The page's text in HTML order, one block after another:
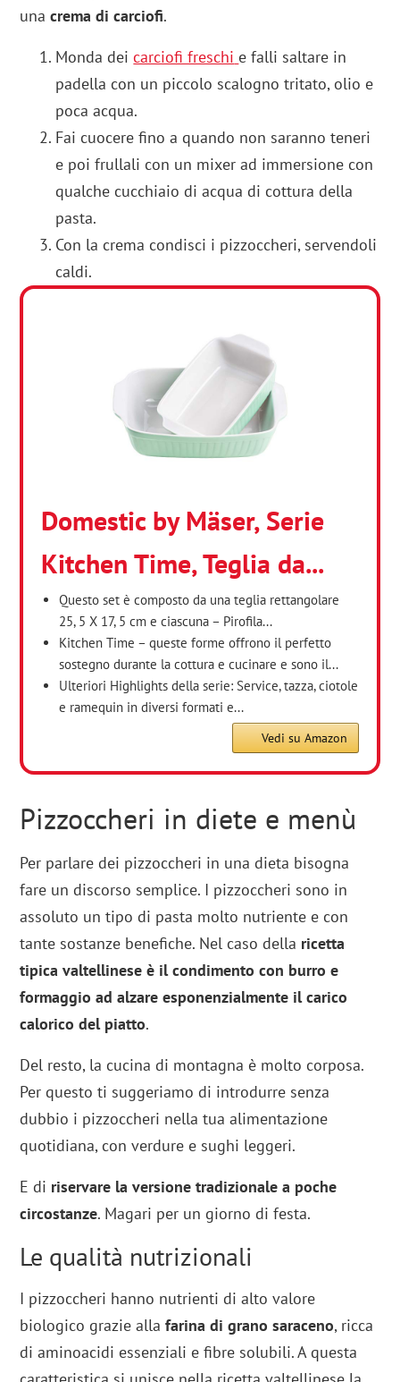
unacrema di carciofi.
Monda deicarciofi freschi e falli saltare in
padella con un piccolo scalogno tritato, olio e
poca acqua.
Fai cuocere fino a quando non saranno teneri
e poi frullali con un mixer ad immersione con
qualche cucchiaio di acqua di cottura della
pasta.
Con la crema condisci i pizzoccheri, servendoli
caldi.
Domestic by Mäser, Serie
Kitchen Time, Teglia da...
Questo set è composto da una teglia rettangolare
25, 5 X 17, 5 cm e ciascuna – Pirofila...
Kitchen Time – queste forme offrono il perfetto
sostegno durante la cottura e cucinare e sono il...
Ulteriori Highlights della serie: Service, tazza, ciotole
e ramequin in diversi formati e...
Vedi su Amazon
Pizzoccheri in diete e menù
Per parlare dei pizzoccheri in una dieta bisogna
fare un discorso semplice. I pizzoccheri sono in
assoluto un tipo di pasta molto nutriente e con
tante sostanze benefiche. Nel caso della ricetta
tipica valtellinese è il condimento con burro e
formaggio ad alzare esponenzialmente il carico
calorico del piatto.
Del resto, la cucina di montagna è molto corposa.
Per questo ti suggeriamo di introdurre senza
dubbio i pizzoccheri nella tua alimentazione
quotidiana, con verdure e sughi leggeri.
E di riservare la versione tradizionale a poche
circostanze. Magari per un giorno di festa.
Le qualità nutrizionali
I pizzoccheri hanno nutrienti di alto valore
biologico grazie allafarina di grano saraceno, ricca
di aminoacidi essenziali e fibre solubili. A questa